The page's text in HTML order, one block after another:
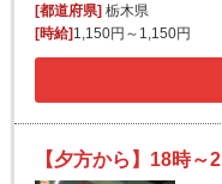
[都道府県]栃木県
[時給]1,150円～1,150円